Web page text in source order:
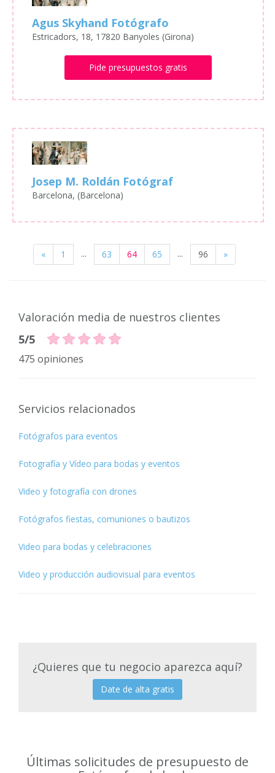
Agus Skyhand Fotógrafo
Estricadors, 18, 17820 Banyoles (Girona)
Pide presupuestos gratis
Josep M. Roldán Fotógraf
Barcelona, (Barcelona)
« 1 ... 63 64 65 ... 96 »
Valoración media de nuestros clientes
5/5
475 opiniones
Servicios relacionados
Fotógrafos para eventos
Fotografía y Vídeo para bodas y eventos
Video y fotografía con drones
Fotógrafos fiestas, comuniones o bautizos
Video para bodas y celebraciones
Video y producción audiovisual para eventos
¿Quieres que tu negocio aparezca aquí?
Date de alta gratis
Últimas solicitudes de presupuesto de